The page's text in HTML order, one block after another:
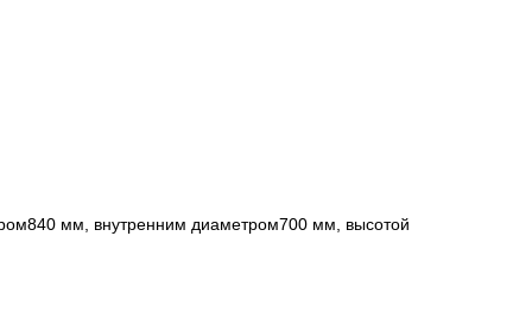
мм, внутренним диаметром700 мм, высотой